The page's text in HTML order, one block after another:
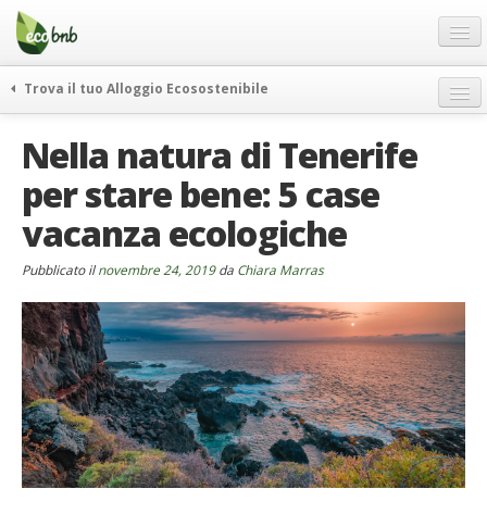
Menu
Salta
contenuto
Offerte Speciali
Regali
FAQ
Chi Siamo
Partner
Contatti
Italiano
German
English
Spanish
Trova il tuo Alloggio Ecosostenibile
itinerari
curiosità
vivere e viaggiare verde
rassegna stampa
Nella natura di Tenerife
per stare bene: 5 case
vacanza ecologiche
Pubblicato ilnovembre 24, 2019da Chiara Marras